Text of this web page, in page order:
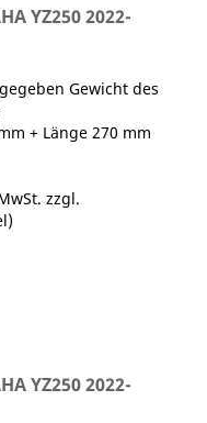
YZ250 2022-
Gewicht des
+ Länge 270 mm
zzgl.
)
YZ250 2022-